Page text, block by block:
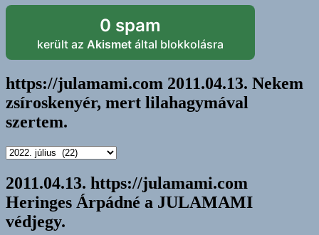
0 spam
került az Akismet által blokkolásra
https://julamami.com 2011.04.13. Nekem
zsíroskenyér, mert lilahagymával
szertem.
https://julamami.com
Nekem
zsíroskenyér,
mert
lilahagymával
szertem.
2011.04.13. https://julamami.com
Heringes Árpádné a JULAMAMI
védjegy.